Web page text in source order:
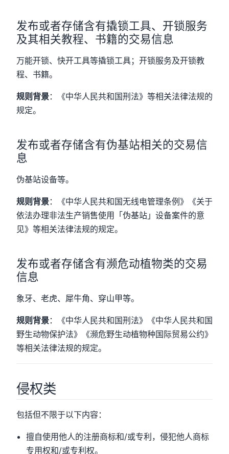
发布或者存储含有撬锁工具、开锁服务
及其相关教程、书籍的交易信息
万能开锁、快开工具等撬锁工具；开锁服务及开锁教
程、书籍。
规则背景：《中华人民共和国刑法》等相关法律法规的
规定。
发布或者存储含有伪基站相关的交易信
息
伪基站设备等。
规则背景：《中华人民共和国无线电管理条例》《关于
依法办理非法生产销售使用「伪基站」设备案件的意
见》等相关法律法规的规定。
发布或者存储含有濒危动植物类的交易
信息
象牙、老虎、犀牛角、穿山甲等。
规则背景：《中华人民共和国刑法》《中华人民共和国
野生动物保护法》《濒危野生动植物种国际贸易公约》
等相关法律法规的规定。
侵权类
包括但不限于以下内容：
擅自使用他人的注册商标和/或专利，侵犯他人商标
专用权和/或专利权。